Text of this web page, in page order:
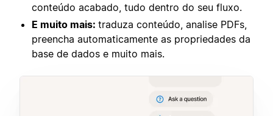
conteúdo acabado, tudo dentro do seu fluxo.
E muito mais: traduza conteúdo, analise PDFs,
preencha automaticamente as propriedades da
base de dados e muito mais.